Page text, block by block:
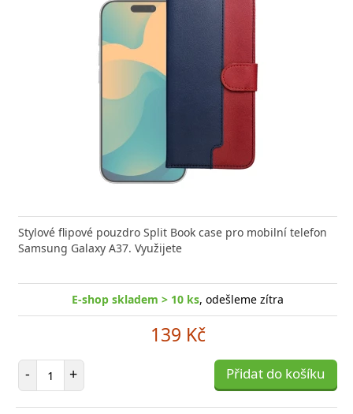
Stylové flipové pouzdro Split Book case pro mobilní telefon
Samsung Galaxy A37. Využijete
E-shop skladem > 10 ks, odešleme zítra
139 Kč
- Počet položek
+ Přidat do košíku